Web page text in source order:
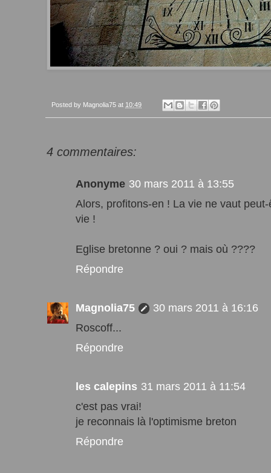
Posted by Magnolia75 at 10:49
4 commentaires:
Anonyme 30 mars 2011 à 13:55
Alors, profitons-en ! La vie ne vaut
vie !
Eglise bretonne ? oui ? mais où ????
Répondre
Magnolia75
30 mars 2011 à 16:16
Roscoff...
Répondre
les calepins 31 mars 2011 à 11:54
c'est pas vrai!
je reconnais là l'optimisme breton
Répondre